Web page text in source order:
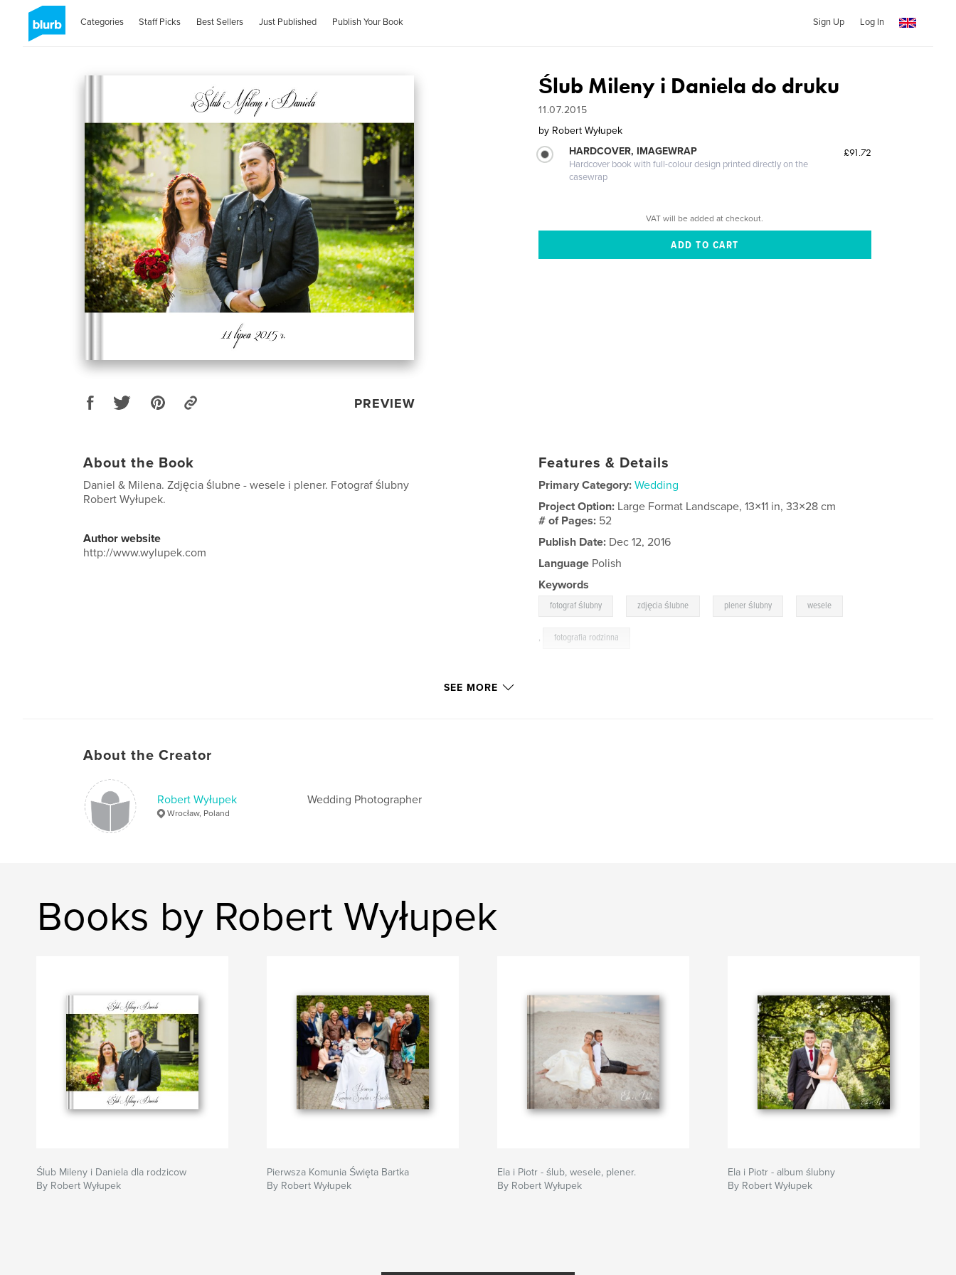
Categories Staff Picks Best Sellers Just Published Publish Your Book Sign Up Log In
PREVIEW
Ślub Mileny i Daniela do druku
11.07.2015
by Robert Wyłupek
HARDCOVER, IMAGEWRAP
Hardcover book with full-colour design printed directly on the
casewrap
£91.72
VAT will be added at checkout.
About the Book
Daniel & Milena. Zdjęcia ślubne - wesele i plener. Fotograf ślubny
Robert Wyłupek.
Author website
http://www.wylupek.com
Features & Details
Primary Category: Wedding
Project Option: Large Format Landscape, 13×11 in, 33×28 cm
# of Pages: 52
Publish Date: Dec 12, 2016
Language Polish
Keywords
fotograf ślubny zdjęcia ślubne plener ślubny wesele
, fotografia rodzinna
SEE MORE
About the Creator
Robert Wyłupek
Wrocław, Poland
Wedding Photographer
Books by Robert Wyłupek
Ślub Mileny i Daniela dla rodzicow
By Robert Wyłupek
Pierwsza Komunia Święta Bartka
By Robert Wyłupek
Ela i Piotr - ślub, wesele, plener.
By Robert Wyłupek
Ela i Piotr - album ślubny
By Robert Wyłupek